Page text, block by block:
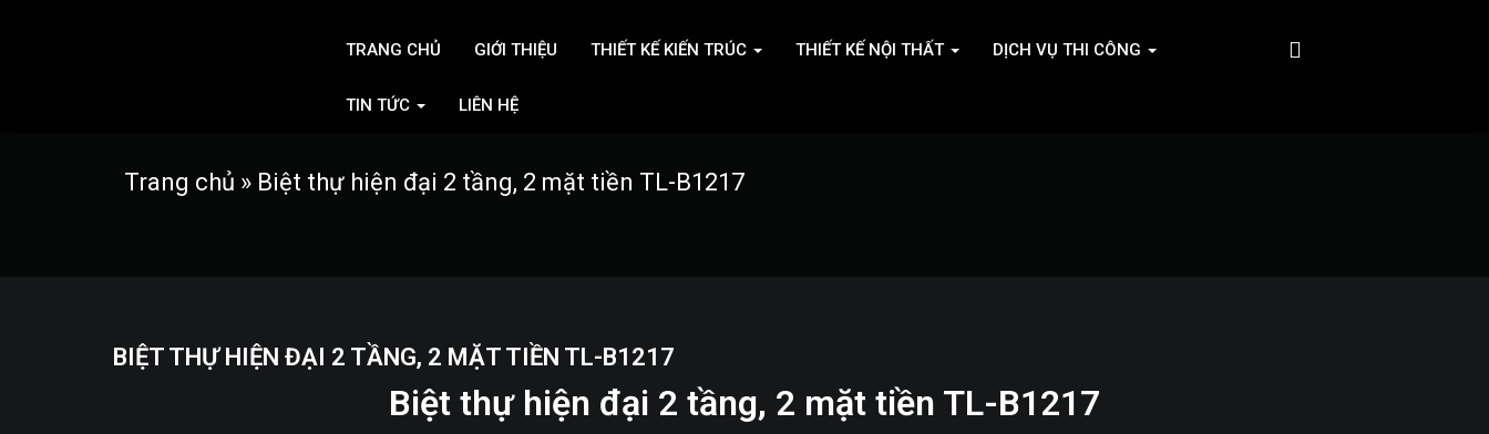
TRANG CHỦ GIỚI THIỆU THIẾT KẾ KIẾN TRÚC THIẾT KẾ NỘI THẤT DỊCH VỤ THI CÔNG
TIN TỨC LIÊN HỆ
Trang chủ » Biệt thự hiện đại 2 tầng, 2 mặt tiền TL-B1217
BIỆT THỰ HIỆN ĐẠI 2 TẦNG, 2 MẶT TIỀN TL-B1217
Biệt thự hiện đại 2 tầng, 2 mặt tiền TL-B1217